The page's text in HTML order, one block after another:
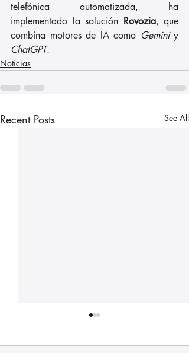
telefónica automatizada, ha
implementado la solución Rovozia, que
combina motores de IA como Gemini y
ChatGPT.
Noticias
Recent Posts See All